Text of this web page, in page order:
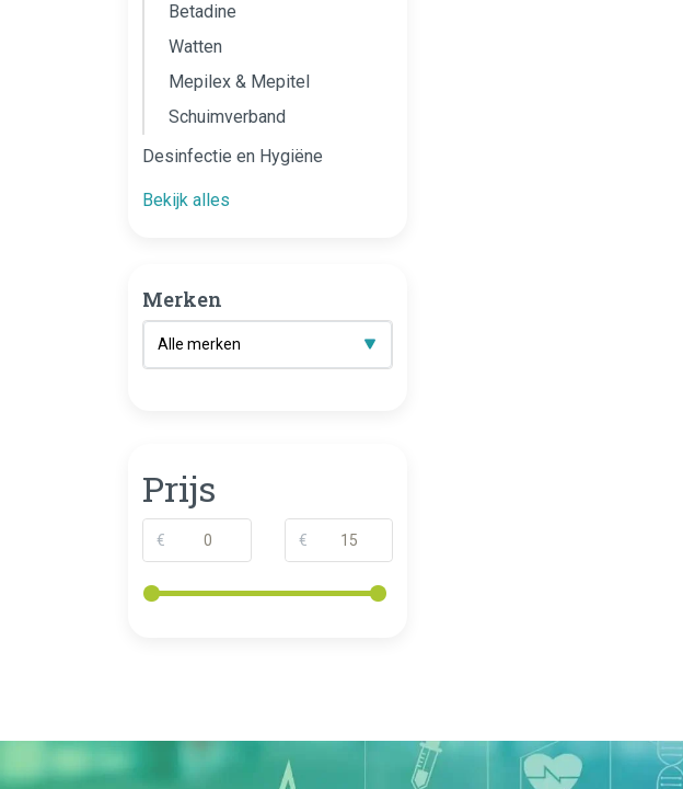
Betadine
Watten
Mepilex & Mepitel
Schuimverband
Desinfectie en Hygiëne
Bekijk alles
Merken
Prijs
€ €